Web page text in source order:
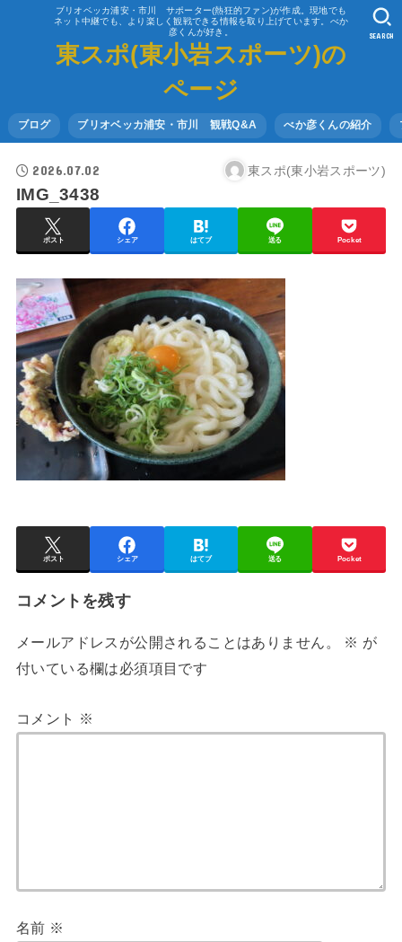
ブリオベッカ浦安・市川 サポーター(熱狂的ファン)が作成。現地でも
ネット中継でも、より楽しく観戦できる情報を取り上げています。べか
彦くんが好き。
東スポ(東小岩スポーツ)の
ページ
ブログ ブリオベッカ浦安・市川 観戦Q&A べか彦くんの紹介
SEARCH
2026.07.02 東スポ(東小岩スポーツ)
IMG_3438
ポスト シェア はてブ 送る Pocket
ポスト シェア はてブ 送る Pocket
コメントを残す
メールアドレスが公開されることはありません。 ※ が
付いている欄は必須項目です
コメント ※
名前 ※